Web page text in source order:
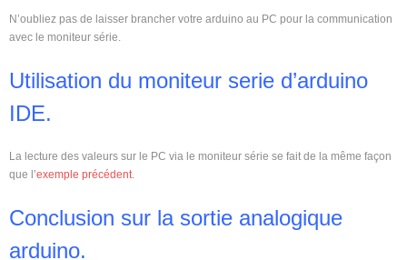
N’oubliez pas de laisser brancher votre arduino au PC pour la communication
avec le moniteur série.
Utilisation du moniteur serie d’arduino
IDE.
La lecture des valeurs sur le PC via le moniteur série se fait de la même façon
que l’exemple précédent
Conclusion sur la sortie analogique
arduino.